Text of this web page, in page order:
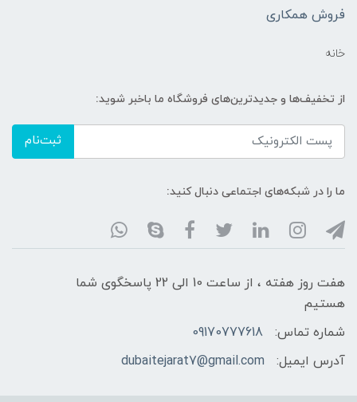
فروش همکاری
خانه
از تخفیف‌ها و جدیدترین‌های فروشگاه ما باخبر شوید:
ثبت‌نام
ما را در شبکه‌های اجتماعی دنبال کنید:
هفت روز هفته ، از ساعت 10 الی 22 پاسخگوی شما
هستیم
شماره تماس:
09170777618
آدرس ایمیل:
dubaitejarat7@gmail.com